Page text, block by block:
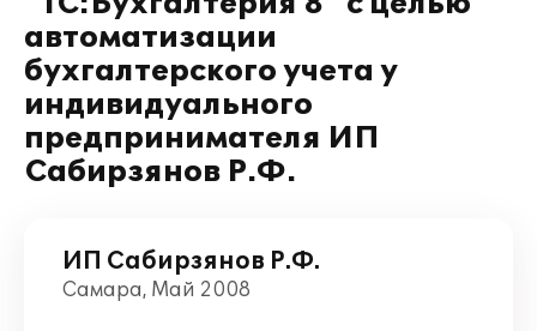
автоматизации
бухгалтерского учета у
индивидуального
предпринимателя ИП
Сабирзянов Р.Ф.
ИП Сабирзянов Р.Ф.
Самара, Май 2008